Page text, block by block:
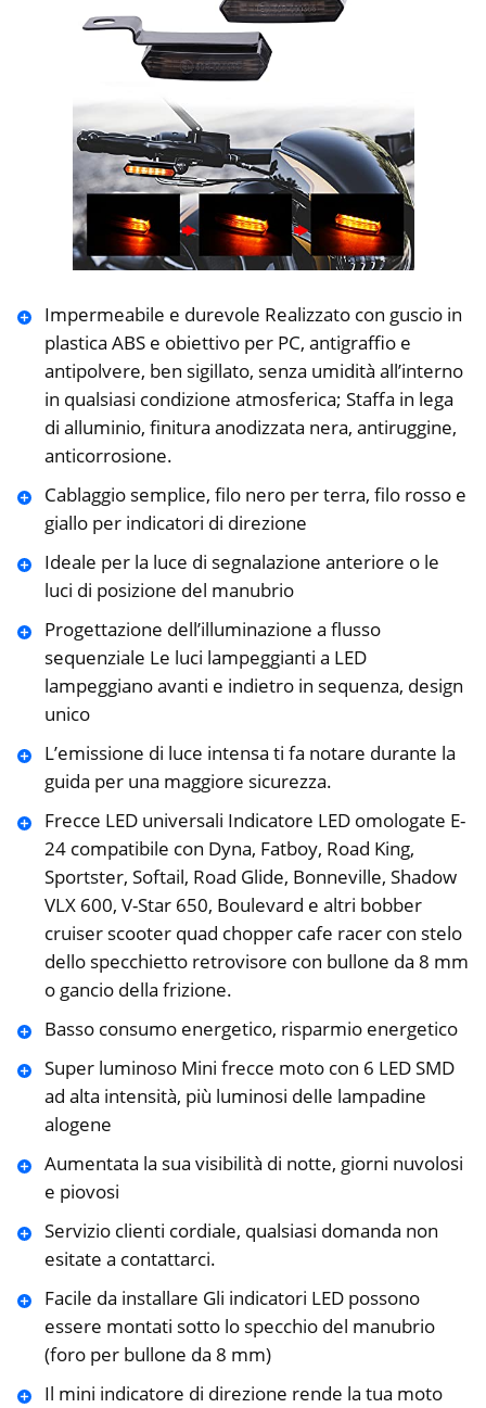
Impermeabile e durevole Realizzato con guscio in
plastica ABS e obiettivo per PC, antigraffio e
antipolvere, ben sigillato, senza umidità all’interno
in qualsiasi condizione atmosferica; Staffa in lega
di alluminio, finitura anodizzata nera, antiruggine,
anticorrosione.
Cablaggio semplice, filo nero per terra, filo rosso e
giallo per indicatori di direzione
Ideale per la luce di segnalazione anteriore o le
luci di posizione del manubrio
Progettazione dell’illuminazione a flusso
sequenziale Le luci lampeggianti a LED
lampeggiano avanti e indietro in sequenza, design
unico
L’emissione di luce intensa ti fa notare durante la
guida per una maggiore sicurezza.
Frecce LED universali Indicatore LED omologate E-
24 compatibile con Dyna, Fatboy, Road King,
Sportster, Softail, Road Glide, Bonneville, Shadow
VLX 600, V-Star 650, Boulevard e altri bobber
cruiser scooter quad chopper cafe racer con stelo
dello specchietto retrovisore con bullone da 8 mm
o gancio della frizione.
Basso consumo energetico, risparmio energetico
Super luminoso Mini frecce moto con 6 LED SMD
ad alta intensità, più luminosi delle lampadine
alogene
Aumentata la sua visibilità di notte, giorni nuvolosi
e piovosi
Servizio clienti cordiale, qualsiasi domanda non
esitate a contattarci.
Facile da installare Gli indicatori LED possono
essere montati sotto lo specchio del manubrio
(foro per bullone da 8 mm)
Il mini indicatore di direzione rende la tua moto